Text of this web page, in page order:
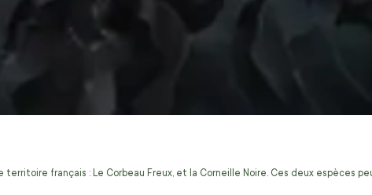
français : Le Corbeau Freux, et la Corneille Noire. Ces deux espèces